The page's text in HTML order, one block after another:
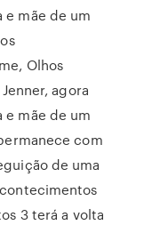
e mãe de um
Olhos
agora
e mãe de um
com
de uma
3 terá a volta